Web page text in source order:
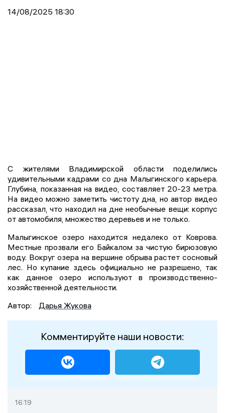
14/08/2025 18:30
С жителями Владимирской области поделились
удивительными кадрами со дна Малыгинского карьера.
Глубина, показанная на видео, составляет 20-23 метра.
На видео можно заметить чистоту дна, но автор видео
рассказал, что находил на дне необычные вещи: корпус
от автомобиля, множество деревьев и не только.
Малыгинское озеро находится недалеко от Коврова.
Местные прозвали его Байкалом за чистую бирюзовую
воду. Вокруг озера на вершине обрыва растет сосновый
лес. Но купание здесь официально не разрешено, так
как данное озеро используют в производственно-
хозяйственной деятельности.
Автор:
Дарья Жукова
Комментируйте наши новости:
16:19